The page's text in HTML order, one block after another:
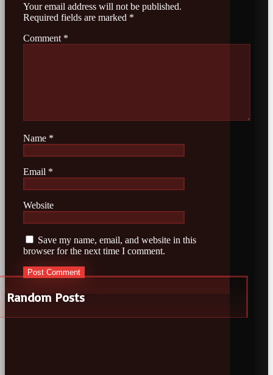
Your email address will not be published.
Required fields are marked *
Comment *
Name *
Email *
Website
Save my name, email, and website in this
browser for the next time I comment.
Random Posts